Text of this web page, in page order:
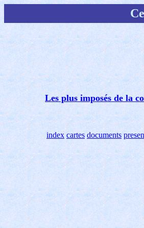
Les plus imposés de la
index cartes documents